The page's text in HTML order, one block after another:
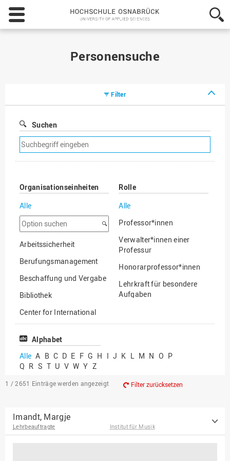
Hochschule
Osnabrück
-
Personensuche
Filter
Suchen
Suchfilter
entfernen
Organisationseinheiten
Alle
Option
suchen
Arbeitssicherheit
Berufungsmanagement
Beschaffung und Vergabe
Bibliothek
Center for International
Mobility
Center for International
Chancengerechtigkeit
eLearning Competence
EU-Büro
Fakultät
Agrarwissenschaften und
Rolle
Alle
Professor*innen
Verwalter*innen einer
Professur
Honorarprofessor*innen
Lehrkraft für besondere
Aufgaben
Professor*innen im
Alphabet
Alle A B C D E F G H I J K L M N O P
Q R S T U V W Y Z
1 / 2651 Einträge werden angezeigt Filter zurücksetzen
Imandt, Margje
Lehrbeauftragte Institut für Musik